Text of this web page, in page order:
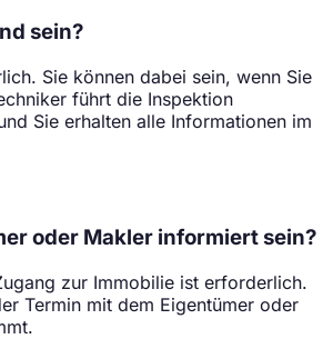
sein?
Sie können dabei sein, wenn Sie
führt die Inspektion
Sie erhalten alle Informationen im
oder Makler informiert sein?
zur Immobilie ist erforderlich.
Termin mit dem Eigentümer oder